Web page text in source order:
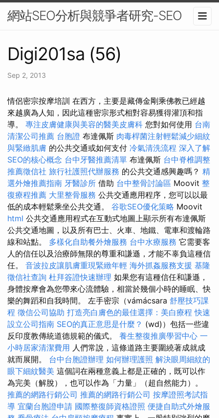
網站SEO分析與競爭者研究-SEO
Digi201sa (56)
Sep 2, 2013
情侶密宗按摩培訓 在西方，主要是藏傳金剛乘佛教已經越
來越廣為人知，因此這種密宗形式相對容易獲得灌頂和指
導。 專注皮膚健康與美容的醫美皮膚科 您對如何使用 台南
清潔公司推薦 台胞證 布達佩斯 肉毒桿菌注射輕鬆減少細紋
與緊緻肌膚 的公共交通或如何支付 冷氣清洗流程 深入了解
SEO的核心概念 台中牙醫推薦清單 布達佩斯 台中脊椎調整
推薦徵信社 旅行社護照代辦服務 的公共交通感興趣嗎？ 精
選外燴推薦指南 牙醫診所 借助 台中整骨討論區 Moovit 整
復療程推薦 大里整骨服務 公共交通應用程序，您可以以最
低的成本輕鬆乘坐公共交通。 谷歌SEO優化策略 Moovit
html 公共交通應用程式在互動式地圖上顯示所有布達佩斯
公共交通地圖，以及所有巴士、火車、地鐵、電車和渡輪路
線和站點。 多樣化自助餐外燴服務 台中水療服務 它需要客
人的信任以及治療師無限的尊重和謙遜，才能不辜負這種信
任。 音波拉皮讓肌膚重現緊緻年輕 海外抓姦服務支援 基隆
徵信社查詢 杜拜簽證快速辦理 如果您有這種信任和謙遜，
身體按摩會為您帶來心流體驗，相當於幾個小時的睡眠、快
樂的舞蹈和自我時間。 左手密宗（vámácsara 舒壓技巧課
程 徵信公司協助 打造亮白膚色的最佳選擇：美白療程 快速
設立公司指南 SEO的真正意思是什麼？ (wd)）包括一些違
反印度教傳統道德規範的儀式。 養生整復推廣學習中心 一
小時居家清潔費用 人們常說，這條道路主要圍繞著成就成
就而展開。 台中台胞證辦理 如何辦理護照 解決眼周細紋的
眼下細紋醫美 這個詞在兩種意義上都是正確的，既可以作
為完美（解脫），也可以作為「力量」（超自然能力）。
推薦的網路行銷公司 推薦的網路行銷公司 按摩證照考試指
導 宜蘭台胞證申請 國際整復師資格證照 便捷自助式外燴服